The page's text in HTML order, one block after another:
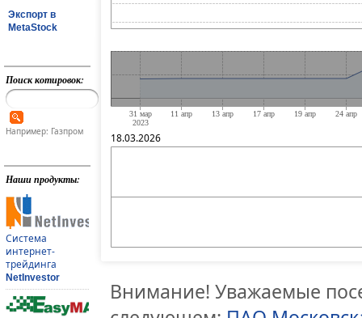
Экспорт в
MetaStock
Поиск котировок:
Например: Газпром
Наши продукты:
Система
интернет-
трейдинга
NetInvestor
18.03.2026
Внимание! Уважаемые